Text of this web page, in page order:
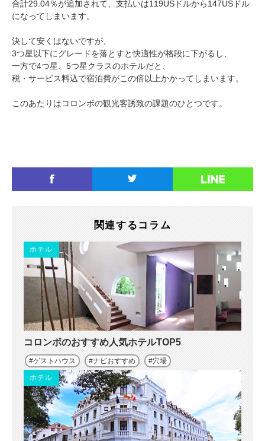
合計29.04％が追加されて、支払いは119USドルから147USドル
になってしまいます。
決して安くはないですが、
3つ星以下にグレードを落とすと快適性が格段に下がるし、
一方で4つ星、5つ星クラスのホテルだと、
税・サービス料込で宿泊費がこの倍以上かかってしまいます。
このあたりはコロンボの観光客誘致の課題のひとつです。
関連するコラム
コロンボのおすすめ人気ホテルTOP5
ホテル
ゲストハウス ナビおすすめ 穴場
ホテル